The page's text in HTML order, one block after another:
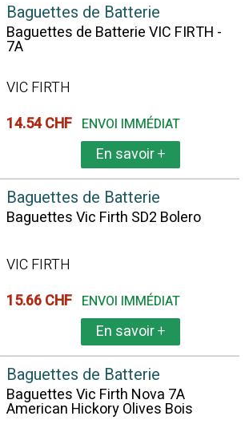
Baguettes de Batterie
Baguettes de Batterie VIC FIRTH -
7A
VIC FIRTH
14.54 CHF ENVOI IMMÉDIAT
En savoir+
Baguettes de Batterie
Baguettes Vic Firth SD2 Bolero
VIC FIRTH
15.66 CHF ENVOI IMMÉDIAT
En savoir+
Baguettes de Batterie
Baguettes Vic Firth Nova 7A
American Hickory Olives Bois